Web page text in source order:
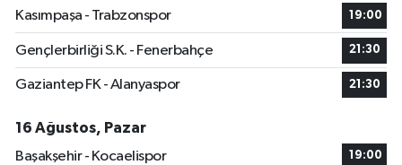
Kasımpaşa - Trabzonspor 19:00
Gençlerbirliği S.K. - Fenerbahçe 21:30
Gaziantep FK - Alanyaspor 21:30
16 Ağustos, Pazar
Başakşehir - Kocaelispor
19:00